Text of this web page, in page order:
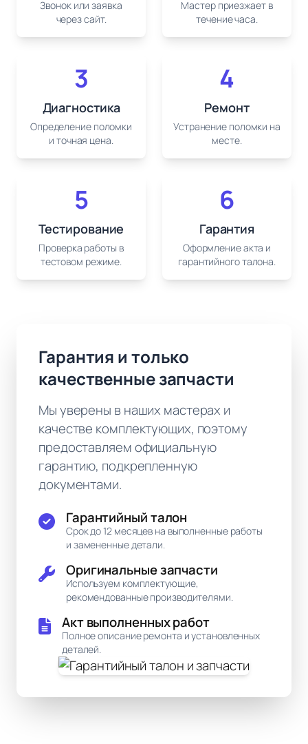
Звонок или заявка
через сайт.
Мастер приезжает в
течение часа.
3
Диагностика
Определение поломки
и точная цена.
4
Ремонт
Устранение поломки на
месте.
5
Тестирование
Проверка работы в
тестовом режиме.
6
Гарантия
Оформление акта и
гарантийного талона.
Гарантия и только
качественные запчасти
Мы уверены в наших мастерах и
качестве комплектующих, поэтому
предоставляем официальную
гарантию, подкрепленную
документами.
Гарантийный талон
Срок до 12 месяцев на выполненные работы
и замененные детали.
Оригинальные запчасти
Используем комплектующие,
рекомендованные производителями.
Акт выполненных работ
Полное описание ремонта и установленных
деталей.